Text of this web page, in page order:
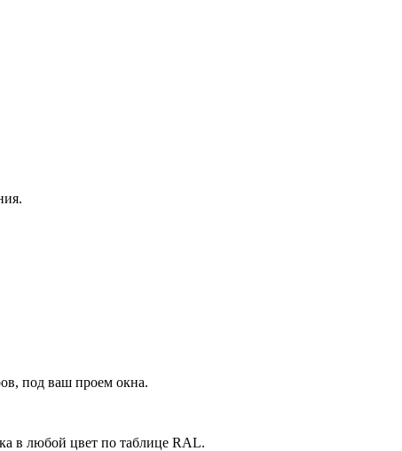
под ваш проем окна.
в любой цвет по таблице RAL.